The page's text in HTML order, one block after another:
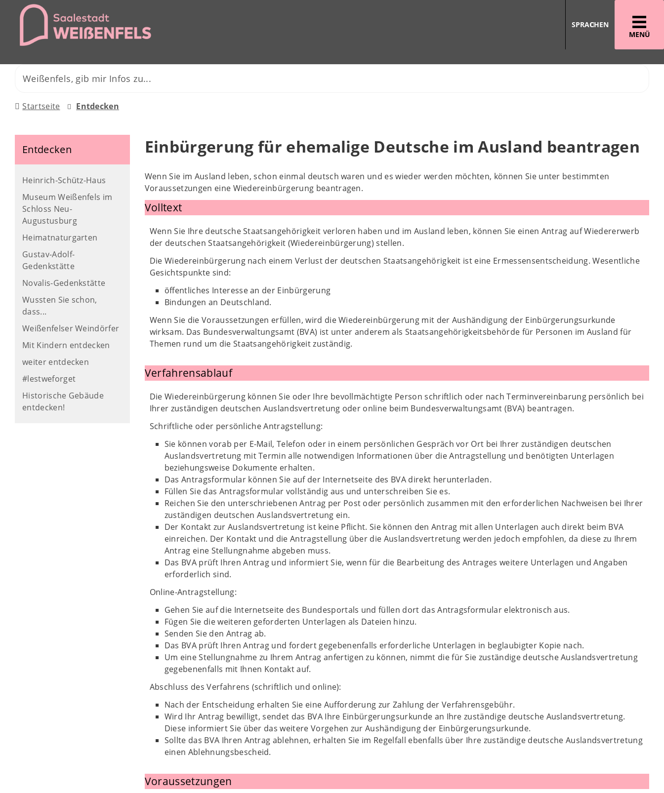
MENÜ
SPRACHEN
Startseite Entdecken
Entdecken
Heinrich-Schütz-Haus
Museum Weißenfels im
Schloss Neu-
Augustusburg
Heimatnaturgarten
Gustav-Adolf-
Gedenkstätte
Novalis-Gedenkstätte
Wussten Sie schon,
dass...
Weißenfelser Weindörfer
Mit Kindern entdecken
weiter entdecken
#lestweforget
Historische Gebäude
entdecken!
Einbürgerung für ehemalige Deutsche im Ausland beantragen
Wenn Sie im Ausland leben, schon einmal deutsch waren und es wieder werden möchten, können Sie unter bestimmten
Voraussetzungen eine Wiedereinbürgerung beantragen.
Volltext
Wenn Sie Ihre deutsche Staatsangehörigkeit verloren haben und im Ausland leben, können Sie einen Antrag auf Wiedererwerb
der deutschen Staatsangehörigkeit (Wiedereinbürgerung) stellen.
Die Wiedereinbürgerung nach einem Verlust der deutschen Staatsangehörigkeit ist eine Ermessensentscheidung. Wesentliche
Gesichtspunkte sind:
öffentliches Interesse an der Einbürgerung
Bindungen an Deutschland.
Wenn Sie die Voraussetzungen erfüllen, wird die Wiedereinbürgerung mit der Aushändigung der Einbürgerungsurkunde
wirksam. Das Bundesverwaltungsamt (BVA) ist unter anderem als Staatsangehörigkeitsbehörde für Personen im Ausland für
Themen rund um die Staatsangehörigkeit zuständig.
Verfahrensablauf
Die Wiedereinbürgerung können Sie oder Ihre bevollmächtigte Person schriftlich oder nach Terminvereinbarung persönlich bei
Ihrer zuständigen deutschen Auslandsvertretung oder online beim Bundesverwaltungsamt (BVA) beantragen.
Schriftliche oder persönliche Antragstellung:
Sie können vorab per E-Mail, Telefon oder in einem persönlichen Gespräch vor Ort bei Ihrer zuständigen deutschen
Auslandsvertretung mit Termin alle notwendigen Informationen über die Antragstellung und benötigten Unterlagen
beziehungsweise Dokumente erhalten.
Das Antragsformular können Sie auf der Internetseite des BVA direkt herunterladen.
Füllen Sie das Antragsformular vollständig aus und unterschreiben Sie es.
Reichen Sie den unterschriebenen Antrag per Post oder persönlich zusammen mit den erforderlichen Nachweisen bei Ihrer
zuständigen deutschen Auslandsvertretung ein.
Der Kontakt zur Auslandsvertretung ist keine Pflicht. Sie können den Antrag mit allen Unterlagen auch direkt beim BVA
einreichen. Der Kontakt und die Antragstellung über die Auslandsvertretung werden jedoch empfohlen, da diese zu Ihrem
Antrag eine Stellungnahme abgeben muss.
Das BVA prüft Ihren Antrag und informiert Sie, wenn für die Bearbeitung des Antrages weitere Unterlagen und Angaben
erforderlich sind.
Online-Antragstellung:
Gehen Sie auf die Internetseite des Bundesportals und füllen dort das Antragsformular elektronisch aus.
Fügen Sie die weiteren geforderten Unterlagen als Dateien hinzu.
Senden Sie den Antrag ab.
Das BVA prüft Ihren Antrag und fordert gegebenenfalls erforderliche Unterlagen in beglaubigter Kopie nach.
Um eine Stellungnahme zu Ihrem Antrag anfertigen zu können, nimmt die für Sie zuständige deutsche Auslandsvertretung
gegebenenfalls mit Ihnen Kontakt auf.
Abschluss des Verfahrens (schriftlich und online):
Nach der Entscheidung erhalten Sie eine Aufforderung zur Zahlung der Verfahrensgebühr.
Wird Ihr Antrag bewilligt, sendet das BVA Ihre Einbürgerungsurkunde an Ihre zuständige deutsche Auslandsvertretung.
Diese informiert Sie über das weitere Vorgehen zur Aushändigung der Einbürgerungsurkunde.
Sollte das BVA Ihren Antrag ablehnen, erhalten Sie im Regelfall ebenfalls über Ihre zuständige deutsche Auslandsvertretung
einen Ablehnungsbescheid.
Voraussetzungen